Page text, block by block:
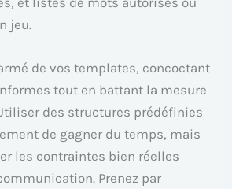
jeu.
de vos templates, concoctant
tout en battant la mesure
des structures prédéfinies
de gagner du temps, mais
les contraintes bien réelles
Prenez par